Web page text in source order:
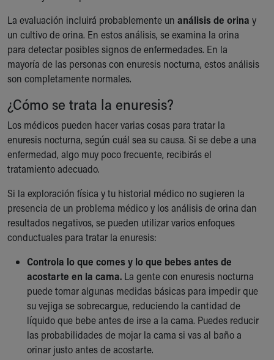
La evaluación incluirá probablemente un análisis de orina y
un cultivo de orina. En estos análisis, se examina la orina
para detectar posibles signos de enfermedades. En la
mayoría de las personas con enuresis nocturna, estos análisis
son completamente normales.
¿Cómo se trata la enuresis?
Los médicos pueden hacer varias cosas para tratar la
enuresis nocturna, según cuál sea su causa. Si se debe a una
enfermedad, algo muy poco frecuente, recibirás el
tratamiento adecuado.
Si la exploración física y tu historial médico no sugieren la
presencia de un problema médico y los análisis de orina dan
resultados negativos, se pueden utilizar varios enfoques
conductuales para tratar la enuresis:
Controla lo que comes y lo que bebes antes de
acostarte en la cama. La gente con enuresis nocturna
puede tomar algunas medidas básicas para impedir que
su vejiga se sobrecargue, reduciendo la cantidad de
líquido que bebe antes de irse a la cama. Puedes reducir
las probabilidades de mojar la cama si vas al baño a
orinar justo antes de acostarte.